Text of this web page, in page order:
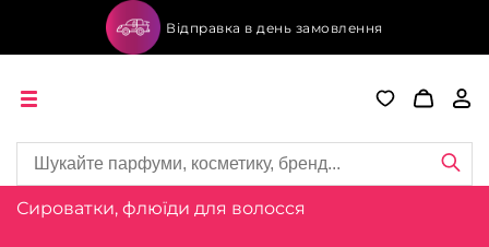
Відправка в день замовлення
Сироватки, флюїди для волосся